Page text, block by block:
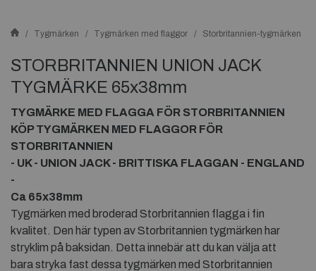
Tygmärken Tygmärken med flaggor Storbritannien-tygmärken
STORBRITANNIEN UNION JACK
TYGMÄRKE 65x38mm
TYGMÄRKE MED FLAGGA FÖR STORBRITANNIEN
KÖP TYGMÄRKEN MED FLAGGOR FÖR
STORBRITANNIEN
- UK - UNION JACK - BRITTISKA FLAGGAN - ENGLAND
-
Ca 65x38mm
Tygmärken med broderad Storbritannien flagga i fin
kvalitet. Den här typen av Storbritannien tygmärken har
stryklim på baksidan. Detta innebär att du kan välja att
bara stryka fast dessa tygmärken med Storbritannien